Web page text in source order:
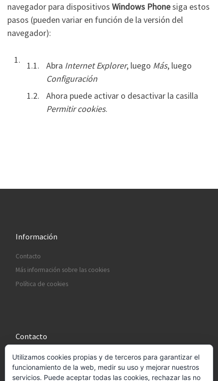
navegador para dispositivos Windows Phonesiga estos
pasos (pueden variar en función de la versión del
navegador):
Abra Internet Explorer, luego Más, luego
Configuración
Ahora puede activar o desactivar la casilla
Permitir cookies.
Información
Contacto
Más información sobre las cookies
Política de cookies
Contacto
info@administrativosonline.es
Utilizamos cookies propias y de terceros para garantizar el
funcionamiento de la web, medir su uso y mejorar nuestros
servicios. Puede aceptar todas las cookies, rechazar las no